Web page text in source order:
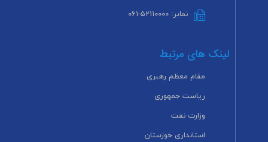
نمابر: ۵۲۱۱۰۰۰۰-۰۶۱
لینک های مرتبط
مقام معظم رهبری
ریاست جمهوری
وزارت نفت
استانداری خوزستان